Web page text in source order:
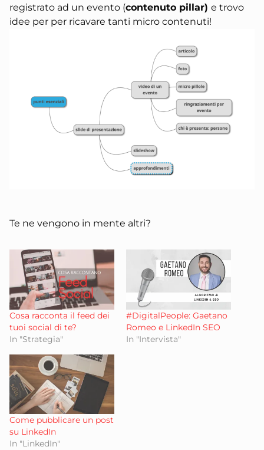
registrato ad un evento (contenuto pillar) e trovo
idee per per ricavare tanti micro contenuti!
Te ne vengono in mente altri?
Cosa racconta il feed dei
tuoi social di te?
In "Strategia"
#DigitalPeople: Gaetano
Romeo e LinkedIn SEO
In "Intervista"
Come pubblicare un post
su LinkedIn
In "LinkedIn"